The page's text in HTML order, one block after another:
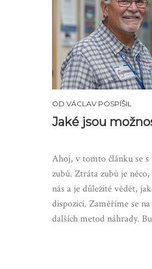
OD VÁCLAV POSPÍŠIL
Jaké jsou
Ahoj, v tomto článku se
zubů. Ztráta zubů je
nás a je důležité vědět,
dispozici. Zaměříme se
dalších metod náhrady.